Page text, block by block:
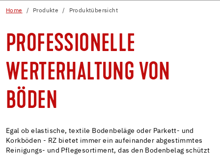
Home Produkte Produktübersicht
PROFESSIONELLE
WERTERHALTUNG VON
BÖDEN
Egal ob elastische, textile Bodenbeläge oder Parkett- und
Korkböden - RZ bietet immer ein aufeinander abgestimmtes
Reinigungs- und Pflegesortiment, das den Bodenbelag schützt